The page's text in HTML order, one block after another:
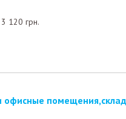
3 120 грн.